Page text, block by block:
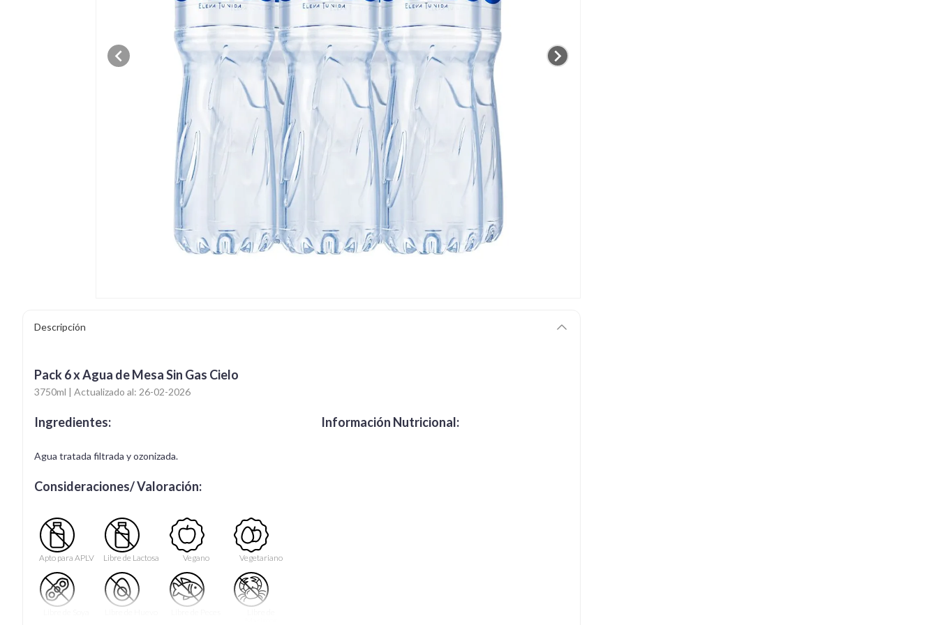
Descripción
Pack 6 x Agua de Mesa Sin Gas Cielo
3750ml | Actualizado al: 26-02-2026
Ingredientes:
Agua tratada filtrada y ozonizada.
Consideraciones/ Valoración:
Apto para APLV Libre de Lactosa Vegano Vegetariano
Información Nutricional: